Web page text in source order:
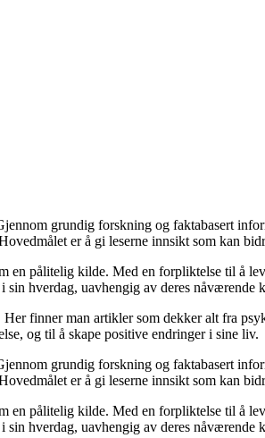
grundig forskning og faktabasert
er å gi leserne innsikt som kan
pålitelig kilde. Med en forpliktelse til å
hverdag, uavhengig av deres nåværende
finner man artikler som dekker alt fra
og til å skape positive endringer i sine liv.
grundig forskning og faktabasert
er å gi leserne innsikt som kan
pålitelig kilde. Med en forpliktelse til å
hverdag, uavhengig av deres nåværende